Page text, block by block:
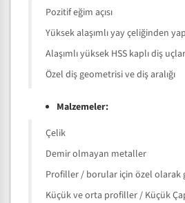
Pozitif eğim açısı
Yüksek alaşımlı yay çeliğinden
Alaşımlı yüksek HSS kaplı diş
Özel diş geometrisi ve diş aralığı
Malzemeler:
Çelik
Demir olmayan metaller
Profiller / borular için özel olarak
Küçük ve orta profiller / Küçük